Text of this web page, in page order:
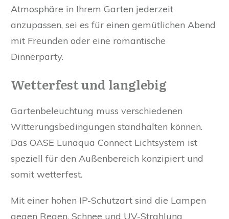
Atmosphäre in Ihrem Garten jederzeit
anzupassen, sei es für einen gemütlichen Abend
mit Freunden oder eine romantische
Dinnerparty.
Wetterfest und langlebig
Gartenbeleuchtung muss verschiedenen
Witterungsbedingungen standhalten können.
Das OASE Lunaqua Connect Lichtsystem ist
speziell für den Außenbereich konzipiert und
somit wetterfest.
Mit einer hohen IP-Schutzart sind die Lampen
gegen Regen, Schnee und UV-Strahlung